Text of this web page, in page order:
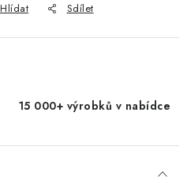
Hlídat Sdílet
15 000+ výrobků v nabídce